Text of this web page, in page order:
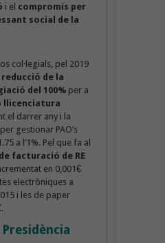
i el compromís per
social de la
col·legials, pel 2019
reducció de la
del 100%per a
llicenciatura
el darrer any i la
gestionar PAO’s
a l’1%. Pel que fa al
facturació de RE
en 0,001€
electròniques a
i les de paper